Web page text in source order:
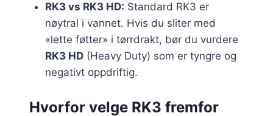
RK3 vs RK3 HD: Standard RK3 er
nøytral i vannet. Hvis du sliter med
«lette føtter» i tørrdrakt, bør du vurdere
RK3 HD(Heavy Duty) som er tyngre og
negativt oppdriftig.
Hvorfor velge RK3 fremfor